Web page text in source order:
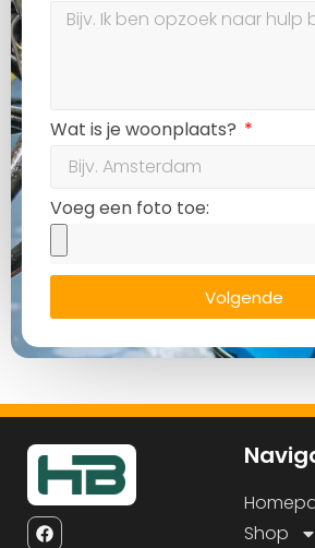
Wat is je woonplaats?
Voeg een foto toe:
Volgende
Shop